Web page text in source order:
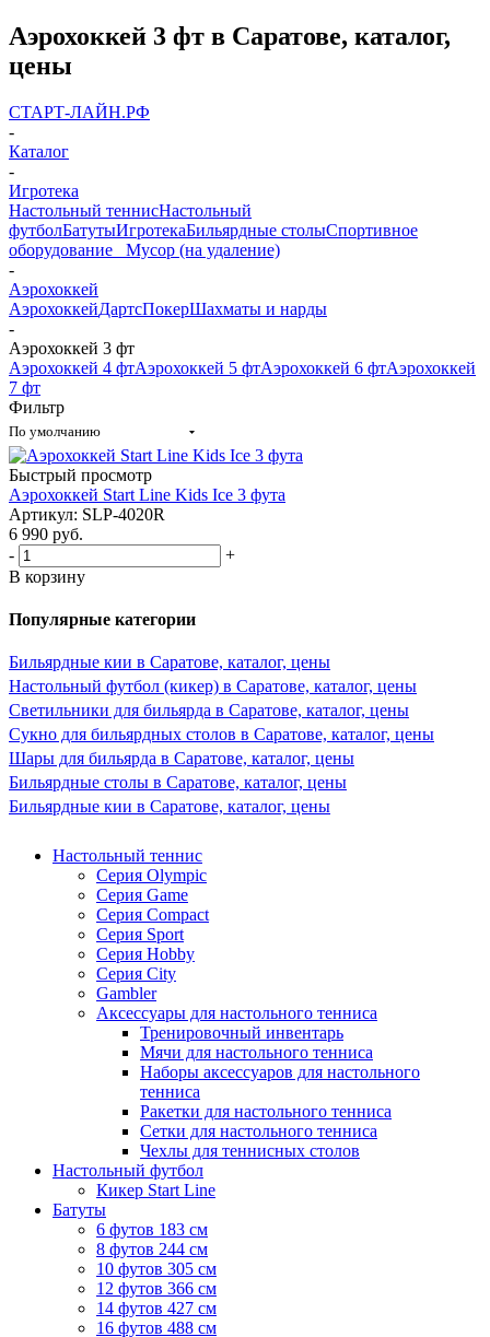
Аэрохоккей 3 фт в Саратове, каталог,
цены
СТАРТ-ЛАЙН.РФ
-
Каталог
-
Игротека
Настольный теннисНастольный
футболБатутыИгротекаБильярдные столыСпортивное
оборудование _ Мусор (на удаление)
-
Аэрохоккей
АэрохоккейДартсПокерШахматы и нарды
-
Аэрохоккей 3 фт
Аэрохоккей 4 фтАэрохоккей 5 фтАэрохоккей 6 фтАэрохоккей
7 фт
Фильтр
По умолчанию
Быстрый просмотр
Аэрохоккей Start Line Kids Ice 3 фута
Артикул: SLP-4020R
6 990 руб.
-
+
В корзину
Популярные категории
Бильярдные кии в Саратове, каталог, цены
Настольный футбол (кикер) в Саратове, каталог, цены
Светильники для бильярда в Саратове, каталог, цены
Сукно для бильярдных столов в Саратове, каталог, цены
Шары для бильярда в Саратове, каталог, цены
Бильярдные столы в Саратове, каталог, цены
Бильярдные кии в Саратове, каталог, цены
Настольный теннис
Серия Olympic
Серия Game
Серия Compact
Серия Sport
Серия Hobby
Серия City
Gambler
Аксессуары для настольного тенниса
Тренировочный инвентарь
Мячи для настольного тенниса
Наборы аксессуаров для настольного
тенниса
Ракетки для настольного тенниса
Сетки для настольного тенниса
Чехлы для теннисных столов
Настольный футбол
Кикер Start Line
Батуты
6 футов 183 см
8 футов 244 см
10 футов 305 см
12 футов 366 см
14 футов 427 см
16 футов 488 см